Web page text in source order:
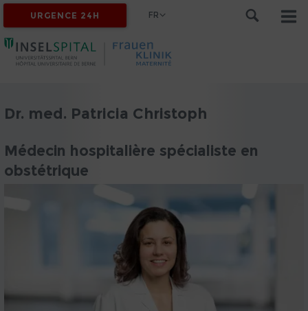
URGENCE 24H FR
Dr. med. Patricia Christoph
Médecin hospitalière spécialiste en
obstétrique